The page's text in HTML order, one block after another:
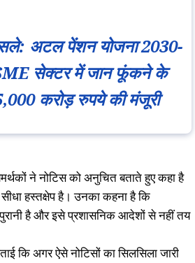
अटल पेंशन योजना 2030-
सेक्टर में जान फूंकने के
करोड़ रुपये की मंजूरी
ने नोटिस को अनुचित बताते हुए कहा है
हस्तक्षेप है। उनका कहना है कि
पुरानी है और इसे प्रशासनिक आदेशों से नहीं तय
कि अगर ऐसे नोटिसों का सिलसिला जारी